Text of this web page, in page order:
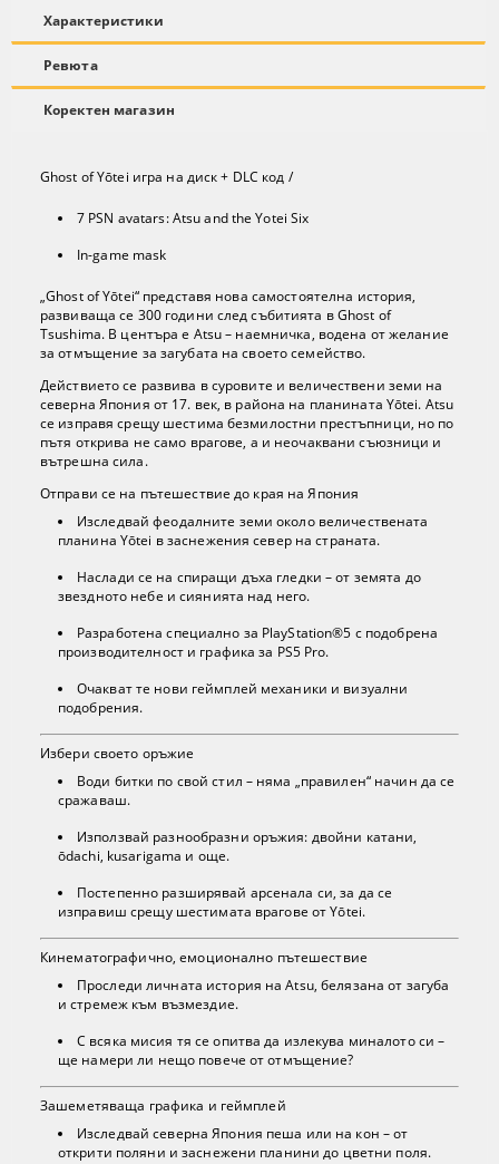
Характеристики
Ревюта
Коректен магазин
Ghost of Yōtei игра на диск + DLC код /
7 PSN avatars: Atsu and the Yotei Six
In-game mask
„Ghost of Yōtei“ представя нова самостоятелна история,
развиваща се 300 години след събитията в Ghost of
Tsushima. В центъра е Atsu – наемничка, водена от желание
за отмъщение за загубата на своето семейство.
Действието се развива в суровите и величествени земи на
северна Япония от 17. век, в района на планината Yōtei. Atsu
се изправя срещу шестима безмилостни престъпници, но по
пътя открива не само врагове, а и неочаквани съюзници и
вътрешна сила.
Отправи се на пътешествие до края на Япония
Изследвай феодалните земи около величествената
планина Yōtei в заснежения север на страната.
Наслади се на спиращи дъха гледки – от земята до
звездното небе и сиянията над него.
Разработена специално за PlayStation®5 с подобрена
производителност и графика за PS5 Pro.
Очакват те нови геймплей механики и визуални
подобрения.
Избери своето оръжие
Води битки по свой стил – няма „правилен“ начин да се
сражаваш.
Използвай разнообразни оръжия: двойни катани,
ōdachi, kusarigama и още.
Постепенно разширявай арсенала си, за да се
изправиш срещу шестимата врагове от Yōtei.
Кинематографично, емоционално пътешествие
Проследи личната история на Atsu, белязана от загуба
и стремеж към възмездие.
С всяка мисия тя се опитва да излекува миналото си –
ще намери ли нещо повече от отмъщение?
Зашеметяваща графика и геймплей
Изследвай северна Япония пеша или на кон – от
открити поляни и заснежени планини до цветни поля.